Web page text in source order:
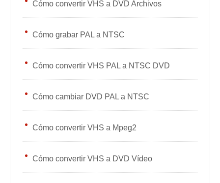
Cómo convertir VHS a DVD Archivos
Cómo grabar PAL a NTSC
Cómo convertir VHS PAL a NTSC DVD
Cómo cambiar DVD PAL a NTSC
Cómo convertir VHS a Mpeg2
Cómo convertir VHS a DVD Vídeo